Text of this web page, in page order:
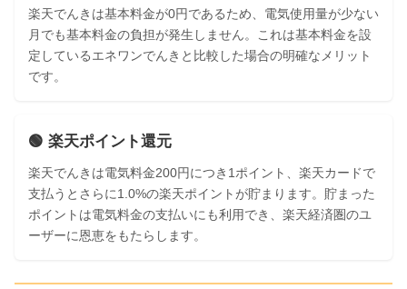
楽天でんきは基本料金が0円であるため、電気使用量が少ない
月でも基本料金の負担が発生しません。これは基本料金を設
定しているエネワンでんきと比較した場合の明確なメリット
です。
🟢 楽天ポイント還元
楽天でんきは電気料金200円につき1ポイント、楽天カードで
支払うとさらに1.0%の楽天ポイントが貯まります。貯まった
ポイントは電気料金の支払いにも利用でき、楽天経済圏のユ
ーザーに恩恵をもたらします。